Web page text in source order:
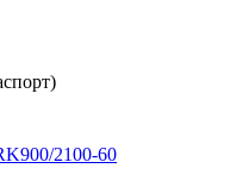
2100-60